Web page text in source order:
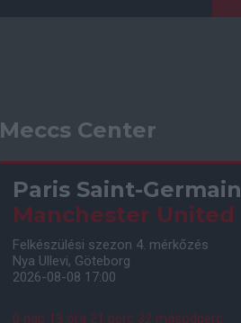
Meccs Center
Paris Saint-Germain
Manchester United
Felkészülési szezon 4. mérkőzés
Nya Ullevi, Göteborg
2026-08-08 17:00
0 nap 13 óra 21 perc 31 másodperc